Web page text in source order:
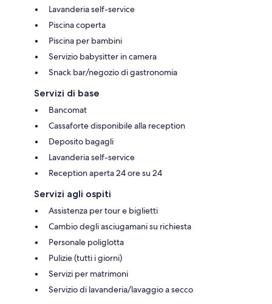
Lavanderia self-service
Piscina coperta
Piscina per bambini
Servizio babysitter in camera
Snack bar/negozio di gastronomia
Servizi di base
Bancomat
Cassaforte disponibile alla reception
Deposito bagagli
Lavanderia self-service
Reception aperta 24 ore su 24
Servizi agli ospiti
Assistenza per tour e biglietti
Cambio degli asciugamani su richiesta
Personale poliglotta
Pulizie (tutti i giorni)
Servizi per matrimoni
Servizio di lavanderia/lavaggio a secco